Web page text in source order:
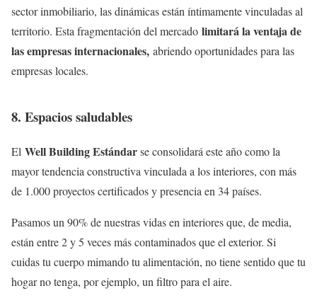
sector inmobiliario, las dinámicas están íntimamente vinculadas al
territorio. Esta fragmentación del mercado limitará la ventaja de
las empresas internacionales, abriendo oportunidades para las
empresas locales.
8. Espacios saludables
El Well Building Estándarse consolidará este año como la
mayor tendencia constructiva vinculada a los interiores, con más
de 1.000 proyectos certificados y presencia en 34 países.
Pasamos un 90% de nuestras vidas en interiores que, de media,
están entre 2 y 5 veces más contaminados que el exterior. Si
cuidas tu cuerpo mimando tu alimentación, no tiene sentido que tu
hogar no tenga, por ejemplo, un filtro para el aire.